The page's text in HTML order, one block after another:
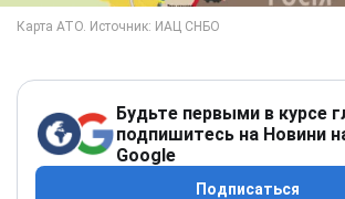
Будьте первыми в курсе
подпишитесь на Новини
Google
Подписаться